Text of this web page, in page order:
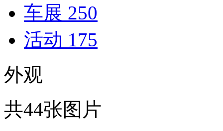
车展 250
活动 175
外观
共44张图片